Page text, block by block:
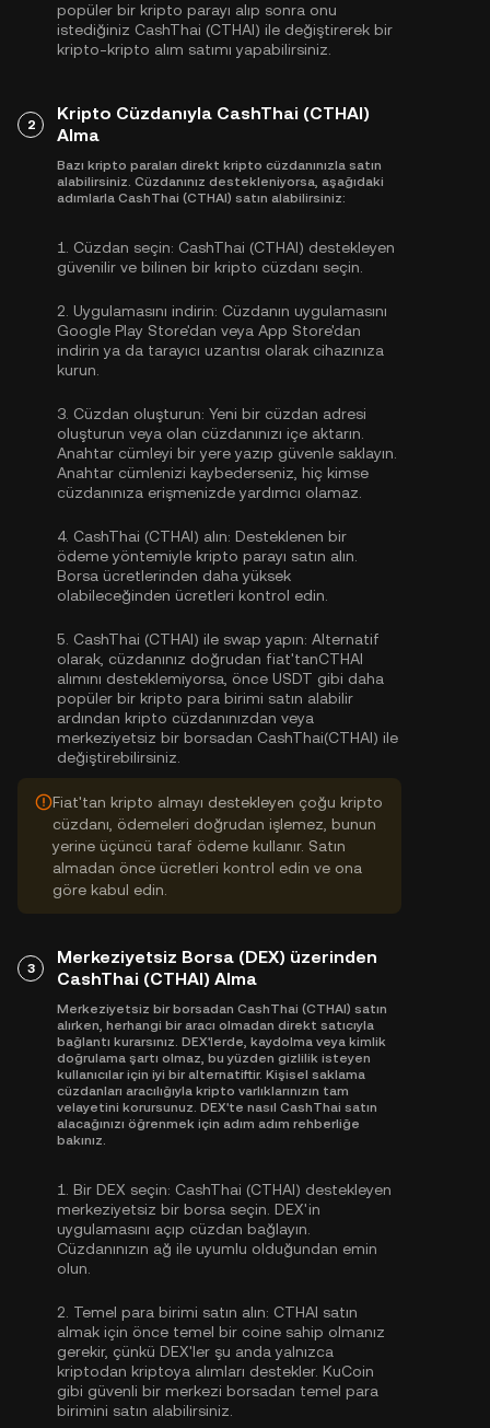
popüler bir kripto parayı alıp sonra onu
istediğiniz CashThai (CTHAI) ile değiştirerek bir
kripto-kripto alım satımı yapabilirsiniz.
2
Kripto Cüzdanıyla CashThai (CTHAI)
Alma
Bazı kripto paraları direkt kripto cüzdanınızla satın
alabilirsiniz. Cüzdanınız destekleniyorsa, aşağıdaki
adımlarla CashThai (CTHAI) satın alabilirsiniz:
1. Cüzdan seçin: CashThai (CTHAI) destekleyen
güvenilir ve bilinen bir kripto cüzdanı seçin.
2. Uygulamasını indirin: Cüzdanın uygulamasını
Google Play Store'dan veya App Store'dan
indirin ya da tarayıcı uzantısı olarak cihazınıza
kurun.
3. Cüzdan oluşturun: Yeni bir cüzdan adresi
oluşturun veya olan cüzdanınızı içe aktarın.
Anahtar cümleyi bir yere yazıp güvenle saklayın.
Anahtar cümlenizi kaybederseniz, hiç kimse
cüzdanınıza erişmenizde yardımcı olamaz.
4. CashThai (CTHAI) alın: Desteklenen bir
ödeme yöntemiyle kripto parayı satın alın.
Borsa ücretlerinden daha yüksek
olabileceğinden ücretleri kontrol edin.
5. CashThai (CTHAI) ile swap yapın: Alternatif
olarak, cüzdanınız doğrudan fiat'tanCTHAI
alımını desteklemiyorsa, önce USDT gibi daha
popüler bir kripto para birimi satın alabilir
ardından kripto cüzdanınızdan veya
merkeziyetsiz bir borsadan CashThai(CTHAI) ile
değiştirebilirsiniz.
Fiat'tan kripto almayı destekleyen çoğu kripto
cüzdanı, ödemeleri doğrudan işlemez, bunun
yerine üçüncü taraf ödeme kullanır. Satın
almadan önce ücretleri kontrol edin ve ona
göre kabul edin.
3
Merkeziyetsiz Borsa (DEX) üzerinden
CashThai (CTHAI) Alma
Merkeziyetsiz bir borsadan CashThai (CTHAI) satın
alırken, herhangi bir aracı olmadan direkt satıcıyla
bağlantı kurarsınız. DEX'lerde, kaydolma veya kimlik
doğrulama şartı olmaz, bu yüzden gizlilik isteyen
kullanıcılar için iyi bir alternatiftir. Kişisel saklama
cüzdanları aracılığıyla kripto varlıklarınızın tam
velayetini korursunuz. DEX'te nasıl CashThai satın
alacağınızı öğrenmek için adım adım rehberliğe
bakınız.
1. Bir DEX seçin: CashThai (CTHAI) destekleyen
merkeziyetsiz bir borsa seçin. DEX'in
uygulamasını açıp cüzdan bağlayın.
Cüzdanınızın ağ ile uyumlu olduğundan emin
olun.
2. Temel para birimi satın alın: CTHAI satın
almak için önce temel bir coine sahip olmanız
gerekir, çünkü DEX'ler şu anda yalnızca
kriptodan kriptoya alımları destekler. KuCoin
gibi güvenli bir merkezi borsadan temel para
birimini satın alabilirsiniz